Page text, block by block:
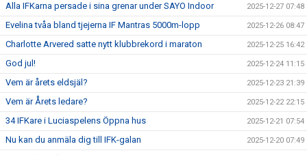
Alla IFKarna persade i sina grenar under SAYO Indoor 2025-12-27 07:48
Evelina tvåa bland tjejerna IF Mantras 5000m-lopp 2025-12-26 08:47
Charlotte Arvered satte nytt klubbrekord i maraton 2025-12-25 16:42
God jul! 2025-12-24 11:15
Vem är årets eldsjäl? 2025-12-23 21:39
Vem är Årets ledare? 2025-12-22 22:15
34 IFKare i Luciaspelens Öppna hus 2025-12-21 07:54
Nu kan du anmäla dig till IFK-galan 2025-12-20 07:49